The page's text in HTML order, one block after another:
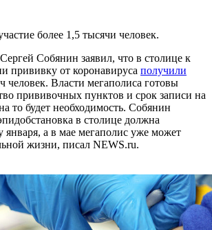
более 1,5 тысячи человек.
Собянин заявил, что в столице к
прививку от коронавируса получили
человек. Власти мегаполиса готовы
прививочных пунктов и срок записи на
то будет необходимость. Собянин
в столице должна
января, а в мае мегаполис уже может
жизни, писал NEWS.ru.